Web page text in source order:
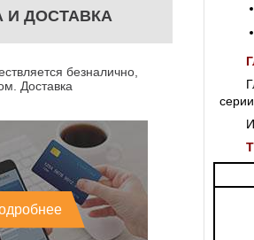
И ДОСТАВКА
безналично,
Доставка